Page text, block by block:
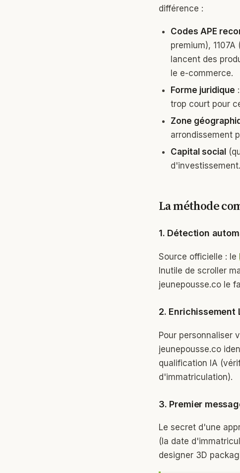
différence :
Codes APE
premium),
lancent des
le e-commerce.
Forme juridique
trop court pour
Zone
arrondissement
Capital social
d'investissement.
La méthode
1. Détection
Source officielle : le
Inutile de scroller
jeunepousse.co le
2. Enrichissement
Pour personnaliser
jeunepousse.co
qualification IA
d'immatriculation).
3. Premier
Le secret d'une
(la date
designer 3D